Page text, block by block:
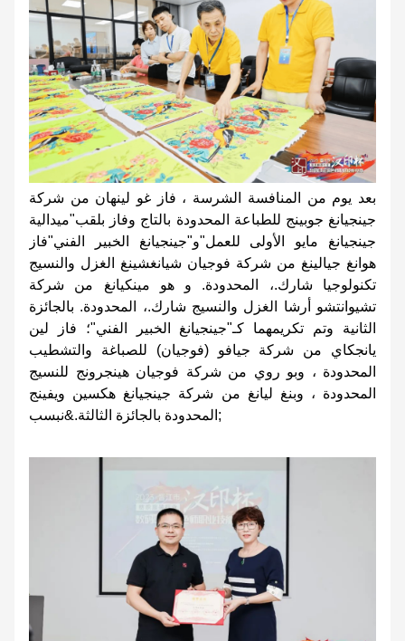
بعد يوم من المنافسة الشرسة ، فاز غو لينهان من شركة
جينجيانغ جوبينج للطباعة المحدودة بالتاج وفاز بلقب"ميدالية
جينجيانغ مايو الأولى للعمل"و"جينجيانغ الخبير الفني"فاز
هوانغ جيالينغ من شركة فوجيان شيانغشينغ الغزل والنسيج
تكنولوجيا شارك.، المحدودة. و هو مينكيانغ من شركة
تشيوانتشو أرشا الغزل والنسيج شارك.، المحدودة. بالجائزة
الثانية وتم تكريمهما كـ"جينجيانغ الخبير الفني"؛ فاز لين
يانجكاي من شركة جيافو (فوجيان) للصباغة والتشطيب
المحدودة ، وبو روي من شركة فوجيان هينجرونج للنسيج
المحدودة ، وبنغ ليانغ من شركة جينجيانغ هكسين ويفينج
المحدودة بالجائزة الثالثة.&نبسب;